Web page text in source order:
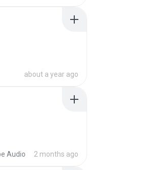
about a year ago
Audio 2 months ago